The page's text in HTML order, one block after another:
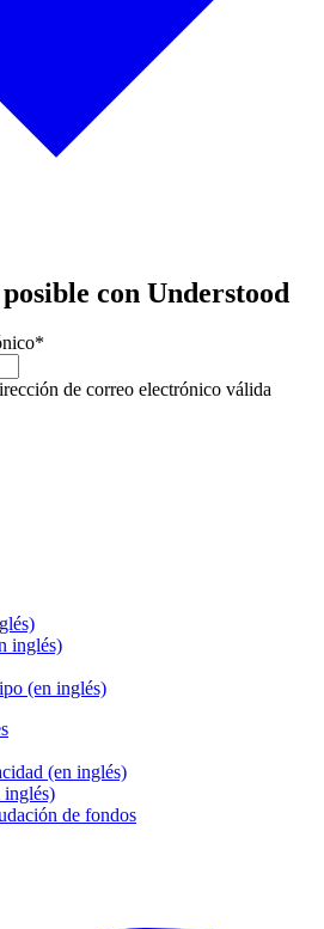
con Understood
*
de correo electrónico válida
inglés)
(en inglés)
(en inglés)
inglés)
de fondos